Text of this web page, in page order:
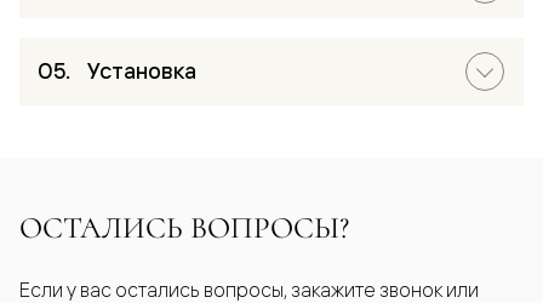
Установка
ОСТАЛИСЬ ВОПРОСЫ?
Если у вас остались вопросы, закажите звонок или